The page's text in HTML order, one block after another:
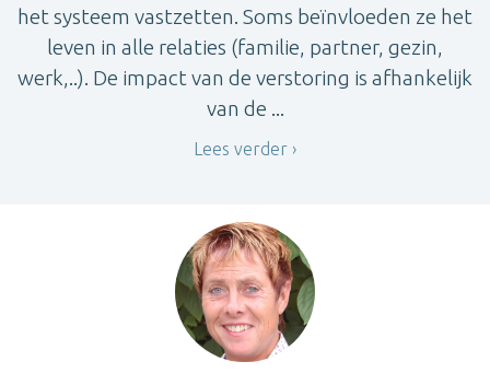
het systeem vastzetten. Soms beïnvloeden ze het
leven in alle relaties (familie, partner, gezin,
werk,..). De impact van de verstoring is afhankelijk
van de ...
Lees verder